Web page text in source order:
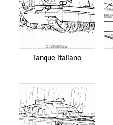
Tanque italiano